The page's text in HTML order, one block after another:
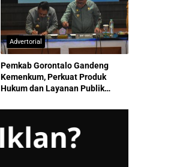
Advertorial
Pemkab Gorontalo Gandeng
Kemenkum, Perkuat Produk
Hukum dan Layanan Publik